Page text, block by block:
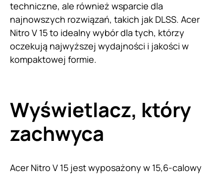
techniczne, ale również wsparcie dla
najnowszych rozwiązań, takich jak DLSS. Acer
Nitro V 15 to idealny wybór dla tych, którzy
oczekują najwyższej wydajności i jakości w
kompaktowej formie.
Wyświetlacz, który
zachwyca
Acer Nitro V 15 jest wyposażony w 15,6-calowy